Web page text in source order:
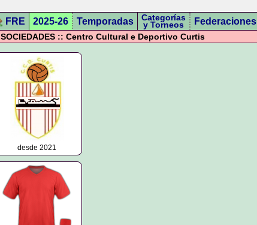
FRE 2025-26 Temporadas Categorías
y Torneos Federaciones
SOCIEDADES :: Centro Cultural e Deportivo Curtis
desde 2021